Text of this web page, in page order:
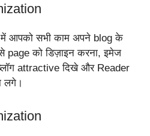
आपको सभी काम अपने blog के
page को डिज़ाइन करना, इमेज
attractive दिखे और Reader
लगे।